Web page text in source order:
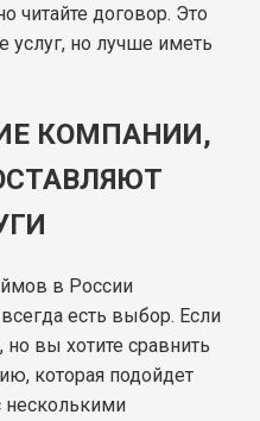
читайте договор. Это
но лучше иметь
КОМПАНИИ,
в России
есть выбор. Если
вы хотите сравнить
которая подойдет
несколькими